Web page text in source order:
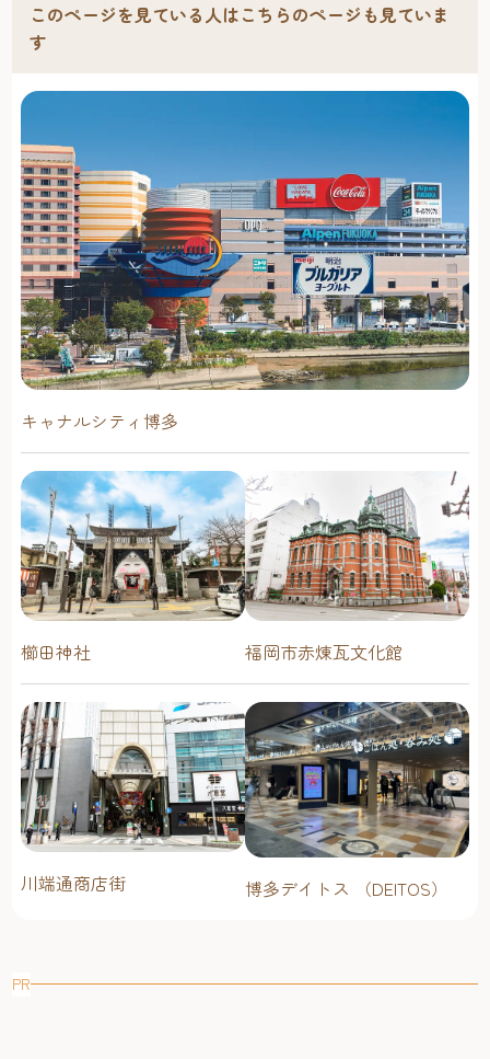
おもちゃを持ち帰ることができます。 もちろん大人だけで
も楽しめる遊びやおもちゃ、ワークショップもご用意して
おります。 家族みんなで訪れて笑顔と喜びにあふれるひと
ときを過ごしませんか？ 福岡おもちゃ美術館でお待ちして
このページを見ている人はこちらのページも見ていま
す
キャナルシティ博多
櫛田神社 福岡市赤煉瓦文化館
川端通商店街 博多デイトス （DEITOS）
PR